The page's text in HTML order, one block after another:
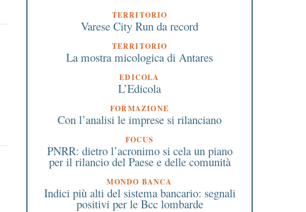
TERRITORIO
Varese City Run da record
TERRITORIO
La mostra micologica di Antares
EDICOLA
L’Edicola
FORMAZIONE
Con l’analisi le imprese si rilanciano
FOCUS
PNRR: dietro l’acronimo si cela un piano
per il rilancio del Paese e delle comunità
MONDO BANCA
Indici più alti del sistema bancario: segnali
positivi per le Bcc lombarde